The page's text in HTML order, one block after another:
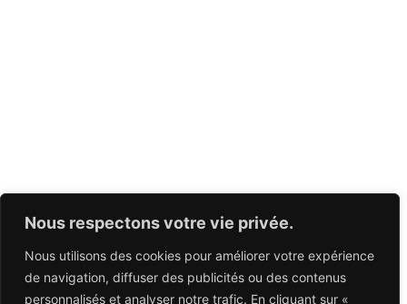
Nous respectons votre vie privée.
Nous utilisons des cookies pour améliorer votre expérience
de navigation, diffuser des publicités ou des contenus
personnalisés et analyser notre trafic. En cliquant sur «